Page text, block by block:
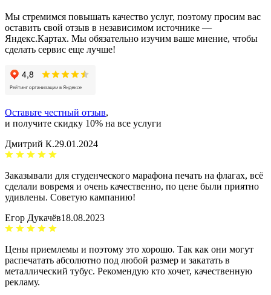
Мы стремимся повышать качество услуг, поэтому просим вас
оставить свой отзыв в независимом источнике —
Яндекс.Картах. Мы обязательно изучим ваше мнение, чтобы
сделать сервис еще лучше!
Оставьте честный отзыв,
и получите скидку 10% на все услуги
Дмитрий К.29.01.2024
Заказывали для студенческого марафона печать на флагах, всё
сделали вовремя и очень качественно, по цене были приятно
удивлены. Советую кампанию!
Егор Дукачёв18.08.2023
Цены приемлемы и поэтому это хорошо. Так как они могут
распечатать абсолютно под любой размер и закатать в
металлический тубус. Рекомендую кто хочет, качественную
рекламу.